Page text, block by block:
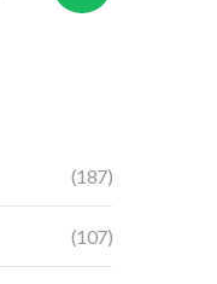
(187)
(107)